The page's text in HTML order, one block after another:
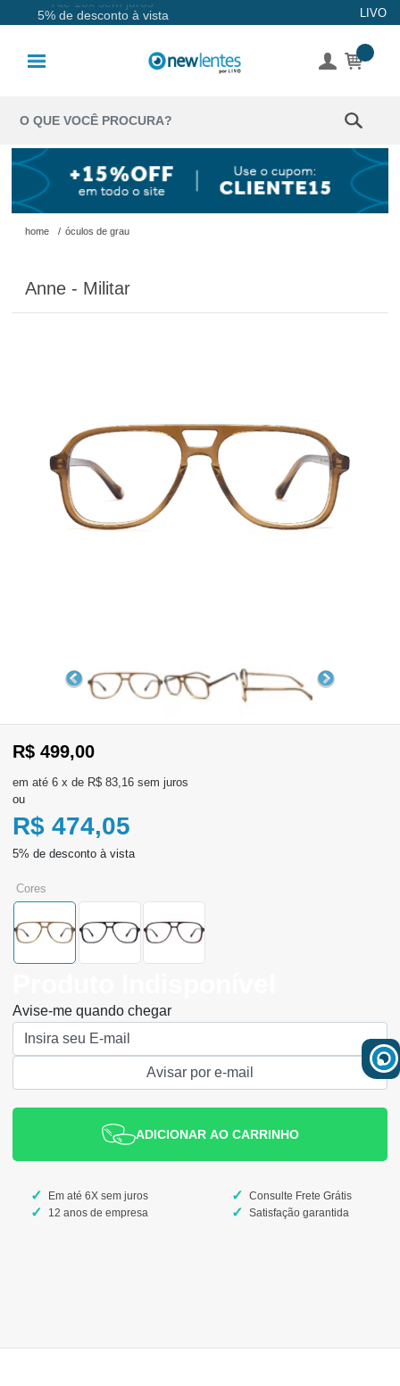
5% de desconto à vista
Até 10x sem juros LIVO
Coloridas
Solução
Óculos de
Óculos de
Grau
Consultar
Pedidos
Recompra
aqui
Registre-
se
home / óculos de grau
Anne - Militar
R$ 499,00
6 x de R$ 83,16 sem juros
ou
R$ 474,05
cores
Avise-me quando chegar
ADICIONAR AO CARRINHO
Em até 6X sem juros
12 anos de empresa
Consulte Frete Grátis
Satisfação garantida